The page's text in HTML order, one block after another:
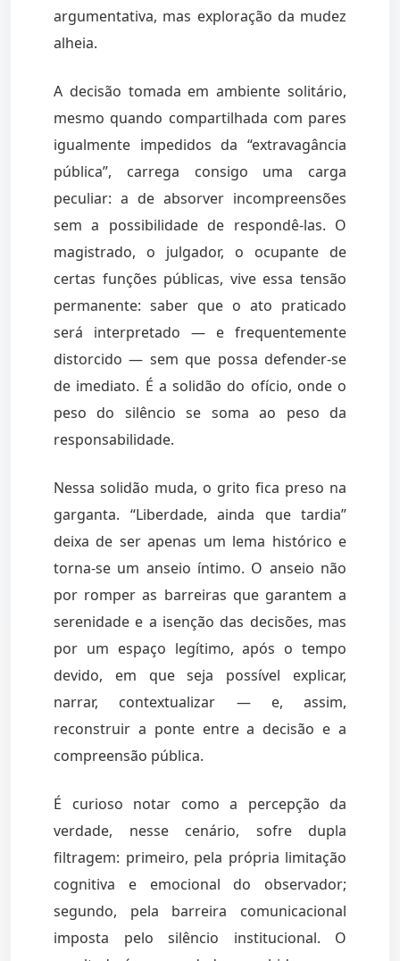
argumentativa, mas exploração da mudez
alheia.
A decisão tomada em ambiente solitário,
mesmo quando compartilhada com pares
igualmente impedidos da “extravagância
pública”, carrega consigo uma carga
peculiar: a de absorver incompreensões
sem a possibilidade de respondê-las. O
magistrado, o julgador, o ocupante de
certas funções públicas, vive essa tensão
permanente: saber que o ato praticado
será interpretado — e frequentemente
distorcido — sem que possa defender-se
de imediato. É a solidão do ofício, onde o
peso do silêncio se soma ao peso da
responsabilidade.
Nessa solidão muda, o grito fica preso na
garganta. “Liberdade, ainda que tardia”
deixa de ser apenas um lema histórico e
torna-se um anseio íntimo. O anseio não
por romper as barreiras que garantem a
serenidade e a isenção das decisões, mas
por um espaço legítimo, após o tempo
devido, em que seja possível explicar,
narrar, contextualizar — e, assim,
reconstruir a ponte entre a decisão e a
compreensão pública.
É curioso notar como a percepção da
verdade, nesse cenário, sofre dupla
filtragem: primeiro, pela própria limitação
cognitiva e emocional do observador;
segundo, pela barreira comunicacional
imposta pelo silêncio institucional. O